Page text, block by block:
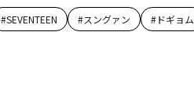
#SEVENTEEN #スングァン #ドギョム